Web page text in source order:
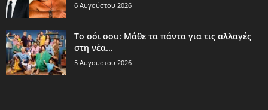
6 Αυγούστου 2026
Το σόι σου: Μάθε τα πάντα για τις αλλαγές
στη νέα...
5 Αυγούστου 2026